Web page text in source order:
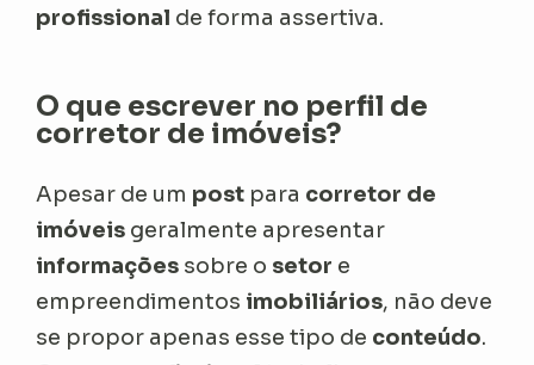
profissional de forma assertiva.
O que escrever no perfil de
corretor de imóveis?
Apesar de um post para corretor de
imóveis geralmente apresentar
informações sobre o setor e
empreendimentos imobiliários, não deve
se propor apenas esse tipo de conteúdo.